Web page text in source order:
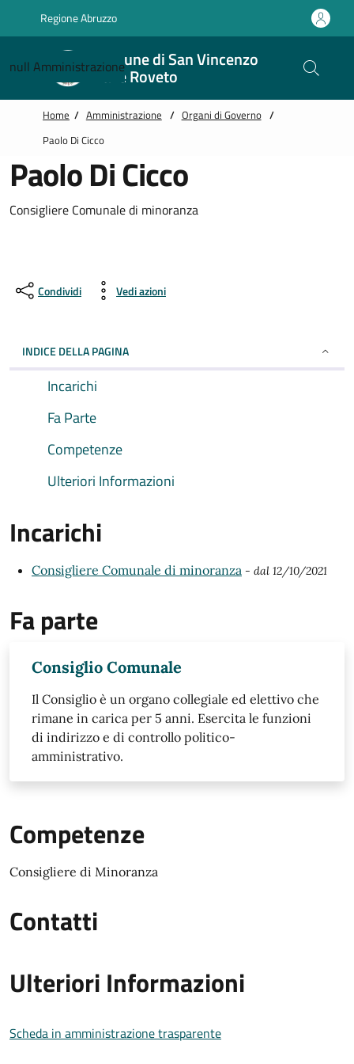
Regione Abruzzo
Comune di San Vincenzo
Valle Roveto
null Amministrazione
Home / Amministrazione / Organi di Governo /
Paolo Di Cicco
Paolo Di Cicco
Consigliere Comunale di minoranza
Condividi Vedi azioni
INDICE DELLA PAGINA
Incarichi
Fa Parte
Competenze
Ulteriori Informazioni
Incarichi
Consigliere Comunale di minoranza - dal 12/10/2021
Fa parte
Consiglio Comunale
Il Consiglio è un organo collegiale ed elettivo che
rimane in carica per 5 anni. Esercita le funzioni
di indirizzo e di controllo politico-
amministrativo.
Competenze
Consigliere di Minoranza
Contatti
Ulteriori Informazioni
Scheda in amministrazione trasparente